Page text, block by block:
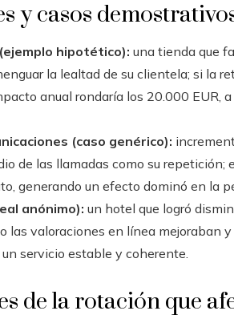
y casos
hipotético): una tienda que
la lealtad de su clientela; si la
anual rondaría los 20.000 EUR,
(caso genérico):
de las llamadas como su
generando un efecto dominó en la
anónimo): un hotel que logró
las valoraciones en línea mejoraban
servicio estable y coherente.
de la rotación que